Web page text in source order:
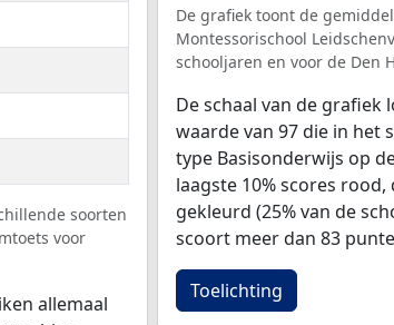
soorten
voor
allemaal
De grafiek toont de
Montessorischool
schooljaren en voor de Den
De schaal van de grafiek
waarde van 97 die in het
type Basisonderwijs op
laagste 10% scores
gekleurd (25% van de
scoort meer dan 83
Toelichting